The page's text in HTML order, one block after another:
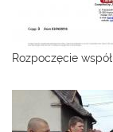
Rozpoczęcie